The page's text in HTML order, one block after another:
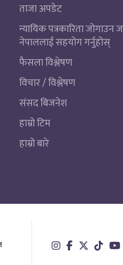
ताजा अपडेट
न्यायिक पत्रकारिता जोगाउन
नेपाललाई सहयोग गर्नुहोस्
फैसला विश्लेषण
विचार / विश्लेषण
संसद बिजनेश
हाम्रो टिम
हाम्रो बारे